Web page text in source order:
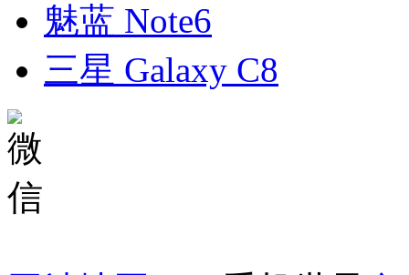
魅蓝 Note6
三星 Galaxy C8